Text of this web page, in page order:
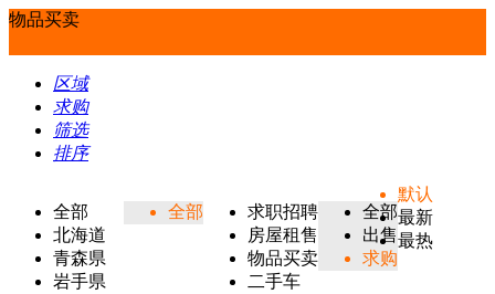
物品买卖
区域
求购
筛选
排序
全部
北海道
青森県
岩手県
全部
求职招聘
房屋租售
物品买卖
二手车
全部
出售
求购
默认
最新
最热